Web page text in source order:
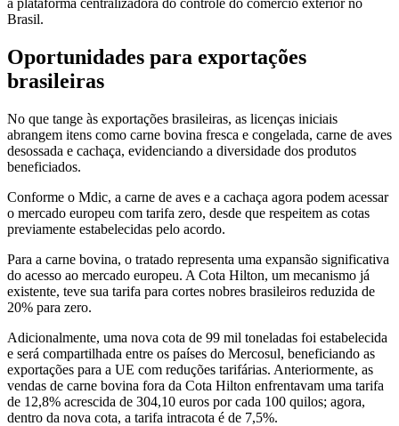
Brasil.
Oportunidades para exportações
brasileiras
No que tange às exportações brasileiras, as licenças iniciais
abrangem itens como carne bovina fresca e congelada, carne de aves
desossada e cachaça, evidenciando a diversidade dos produtos
beneficiados.
Conforme o Mdic, a carne de aves e a cachaça agora podem acessar
o mercado europeu com tarifa zero, desde que respeitem as cotas
previamente estabelecidas pelo acordo.
Para a carne bovina, o tratado representa uma expansão significativa
do acesso ao mercado europeu. A Cota Hilton, um mecanismo já
existente, teve sua tarifa para cortes nobres brasileiros reduzida de
20% para zero.
Adicionalmente, uma nova cota de 99 mil toneladas foi estabelecida
e será compartilhada entre os países do Mercosul, beneficiando as
exportações para a UE com reduções tarifárias. Anteriormente, as
vendas de carne bovina fora da Cota Hilton enfrentavam uma tarifa
de 12,8% acrescida de 304,10 euros por cada 100 quilos; agora,
dentro da nova cota, a tarifa intracota é de 7,5%.